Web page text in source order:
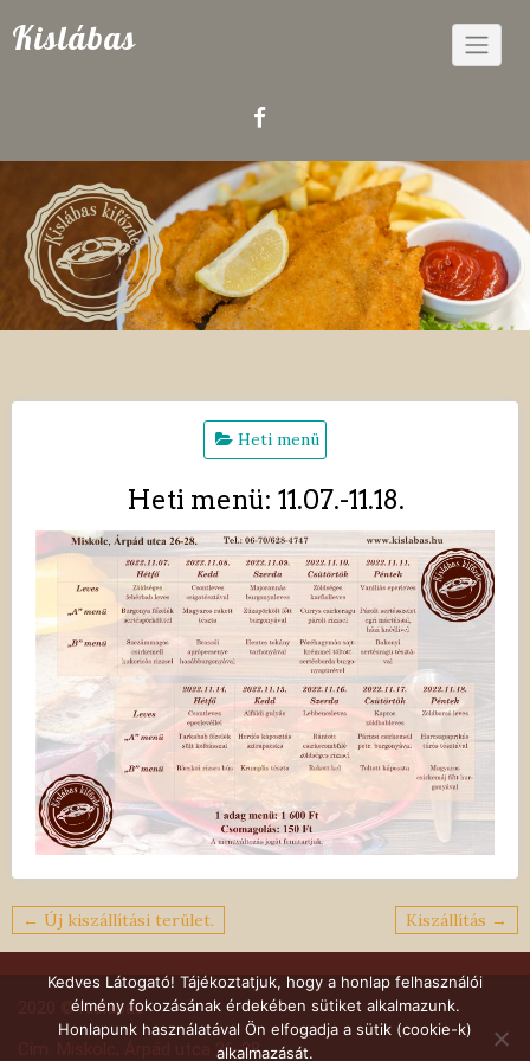
toKislábas
Heti menü
Heti menü: 11.07.-11.18.
Bejegyzés
navigáció
← Új kiszállítási terület. Kiszállítás →
2020 © Kislábas
Cím: Miskolc, Árpád utca 26-28.
Kedves Látogató! Tájékoztatjuk, hogy a honlap felhasználói
élmény fokozásának érdekében sütiket alkalmazunk.
Honlapunk használatával Ön elfogadja a sütik (cookie-k)
alkalmazását.